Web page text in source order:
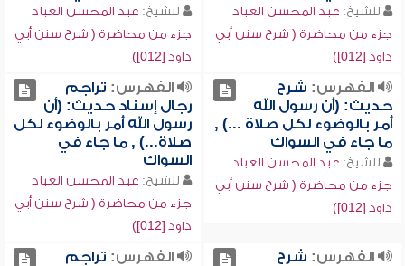
للشيخ: عبد المحسن العباد
جزء من محاضرة ( شرح سنن أبي
داود [012])
للشيخ: عبد المحسن العباد
جزء من محاضرة ( شرح سنن أبي
داود [012])
الفهرس: شرح
حديث: (أن رسول الله
أُمر بالوضوء لكل صلاة ...) ,
ما جاء في السواك
للشيخ: عبد المحسن العباد
جزء من محاضرة ( شرح سنن أبي
داود [012])
الفهرس: تراجم
رجال إسناد حديث: (أن
رسول الله أُمر بالوضوء لكل
صلاة...) , ما جاء في
السواك
للشيخ: عبد المحسن العباد
جزء من محاضرة ( شرح سنن أبي
داود [012])
الفهرس: شرح
الفهرس: تراجم